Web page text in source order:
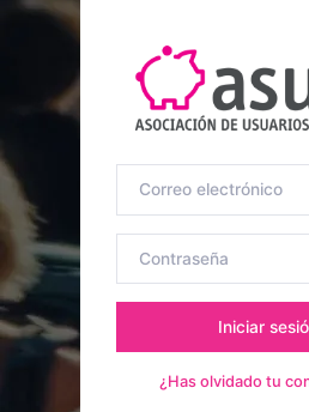
Iniciar
¿Has olvidado tu